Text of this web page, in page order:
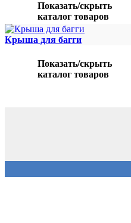
Показать/скрыть
каталог товаров
Крыша для багги
Показать/скрыть
каталог товаров